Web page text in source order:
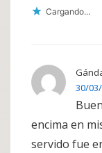
Cargando...
30/
encima en
servido fue